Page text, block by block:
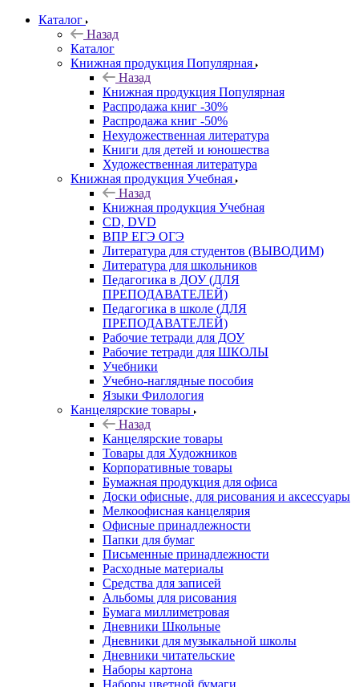
Каталог
Назад
Каталог
Книжная продукция Популярная
Назад
Книжная продукция Популярная
Распродажа книг -30%
Распродажа книг -50%
Нехудожественная литература
Книги для детей и юношества
Художественная литература
Книжная продукция Учебная
Назад
Книжная продукция Учебная
CD, DVD
ВПР ЕГЭ ОГЭ
Литература для студентов (ВЫВОДИМ)
Литература для школьников
Педагогика в ДОУ (ДЛЯ
ПРЕПОДАВАТЕЛЕЙ)
Педагогика в школе (ДЛЯ
ПРЕПОДАВАТЕЛЕЙ)
Рабочие тетради для ДОУ
Рабочие тетради для ШКОЛЫ
Учебники
Учебно-наглядные пособия
Языки Филология
Канцелярские товары
Назад
Канцелярские товары
Товары для Художников
Корпоративные товары
Бумажная продукция для офиса
Доски офисные, для рисования и аксессуары
Мелкоофисная канцелярия
Офисные принадлежности
Папки для бумаг
Письменные принадлежности
Расходные материалы
Средства для записей
Альбомы для рисования
Бумага миллиметровая
Дневники Школьные
Дневники для музыкальной школы
Дневники читательские
Наборы картона
Наборы цветной бумаги